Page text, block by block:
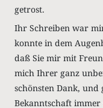
getrost.
Ihr Schreiben war
konnte in dem
daß Sie mir mit
mich Ihrer ganz
schönsten Dank,
Bekanntschaft